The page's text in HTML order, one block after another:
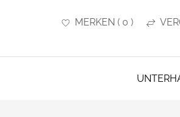
MERKEN ( 0 )